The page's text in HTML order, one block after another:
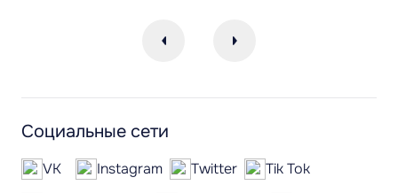
Социальные сети
VK Instagram Twitter
Tik Tok